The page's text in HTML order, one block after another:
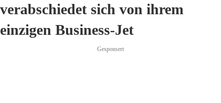
verabschiedet sich von ihrem
einzigen Business-Jet
Gesponsert